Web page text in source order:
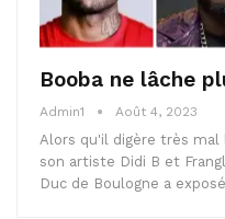
Booba ne lâche
Admin1 Août 4, 2023
Alors qu'il digère très
son artiste Didi B et
Duc de Boulogne a